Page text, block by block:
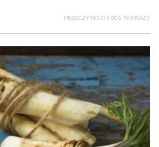
PRZECZYTANO 1 005 769 RAZY